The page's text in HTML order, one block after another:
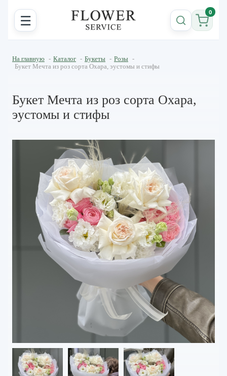
☰ 0
На главную - Каталог - Букеты - Розы -
Букет Мечта из роз сорта Охара, эустомы и стифы
Букет Мечта из роз сорта Охара,
эустомы и стифы